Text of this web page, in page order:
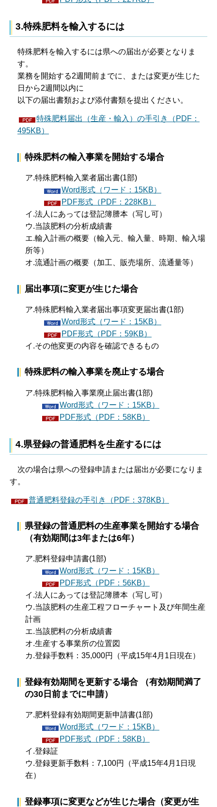
3.特殊肥料を輸入するには
特殊肥料を輸入するには県への届出が必要となりま
す。
業務を開始する2週間前までに、または変更が生じた
日から2週間以内に
以下の届出書類および添付書類を提出ください。
特殊肥料届出（生産・輸入）の手引き（PDF：
495KB）
特殊肥料の輸入事業を開始する場合
ア.特殊肥料輸入業者届出書(1部)
Word形式（ワード：15KB）
PDF形式（PDF：228KB）
イ.法人にあっては登記簿謄本（写し可）
ウ.当該肥料の分析成績書
エ.輸入計画の概要（輸入元、輸入量、時期、輸入場
所等）
オ.流通計画の概要（加工、販売場所、流通量等）
届出事項に変更が生じた場合
ア.特殊肥料輸入業者届出事項変更届出書(1部)
Word形式（ワード：15KB）
PDF形式（PDF：59KB）
イ.その他変更の内容を確認できるもの
特殊肥料の輸入事業を廃止する場合
ア.特殊肥料輸入事業廃止届出書(1部)
Word形式（ワード：15KB）
PDF形式（PDF：58KB）
4.県登録の普通肥料を生産するには
次の場合は県への登録申請または届出が必要になりま
す。
普通肥料登録の手引き（PDF：378KB）
県登録の普通肥料の生産事業を開始する場合
（有効期間は3年または6年）
ア.肥料登録申請書(1部)
Word形式（ワード：15KB）
PDF形式（PDF：56KB）
イ.法人にあっては登記簿謄本（写し可）
ウ.当該肥料の生産工程フローチャート及び年間生産
計画
エ.当該肥料の分析成績書
オ.生産する事業所の位置図
カ.登録手数料：35,000円（平成15年4月1日現在）
登録有効期間を更新する場合 （有効期間満了
の30日前までに申請）
ア.肥料登録有効期間更新申請書(1部)
Word形式（ワード：15KB）
PDF形式（PDF：58KB）
イ.登録証
ウ.登録更新手数料：7,100円（平成15年4月1日現
在）
登録事項に変更などが生じた場合（変更が生